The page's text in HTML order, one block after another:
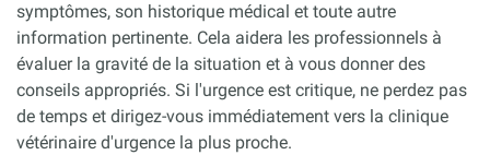
symptômes, son historique médical et toute autre
information pertinente. Cela aidera les professionnels à
évaluer la gravité de la situation et à vous donner des
conseils appropriés. Si l'urgence est critique, ne perdez pas
de temps et dirigez-vous immédiatement vers la clinique
vétérinaire d'urgence la plus proche.